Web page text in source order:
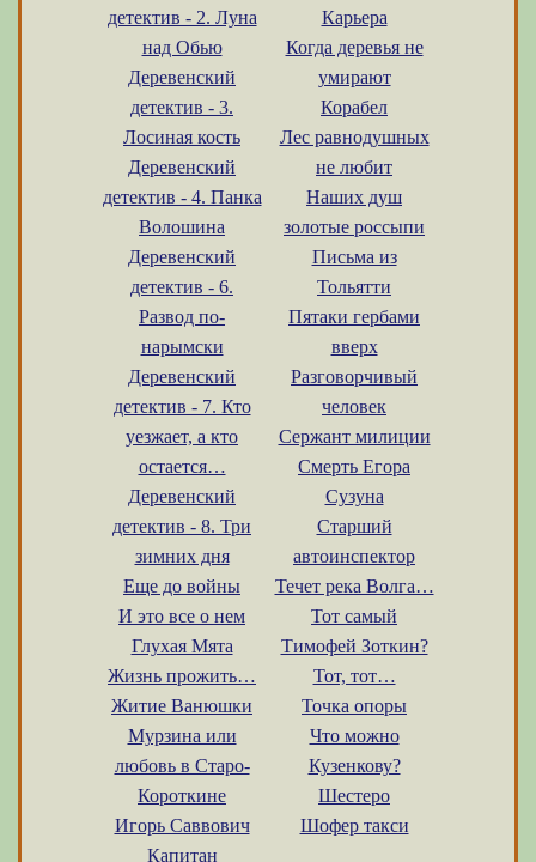
детектив - 2. Луна
над Обью
Деревенский
детектив - 3.
Лосиная кость
Деревенский
детектив - 4. Панка
Волошина
Деревенский
детектив - 6.
Развод по-
нарымски
Деревенский
детектив - 7. Кто
уезжает, а кто
остается…
Деревенский
детектив - 8. Три
зимних дня
Еще до войны
И это все о нем
Глухая Мята
Жизнь прожить…
Житие Ванюшки
Мурзина или
любовь в Старо-
Короткине
Игорь Саввович
Капитан
Карьера
Когда деревья не
умирают
Корабел
Лес равнодушных
не любит
Наших душ
золотые россыпи
Письма из
Тольятти
Пятаки гербами
вверх
Разговорчивый
человек
Сержант милиции
Смерть Егора
Сузуна
Старший
автоинспектор
Течет река Волга…
Тот самый
Тимофей Зоткин?
Тот, тот…
Точка опоры
Что можно
Кузенкову?
Шестеро
Шофер такси